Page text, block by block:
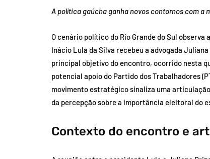
A política gaúcha ganha novos contornos com a
O cenário político do Rio Grande do Sul
Inácio Lula da Silva recebeu a advogada
principal objetivo do encontro, ocorrido nesta
potencial apoio do Partido dos Trabalhadores
movimento estratégico sinaliza uma
da percepção sobre a importância eleitoral do
Contexto do encontro e